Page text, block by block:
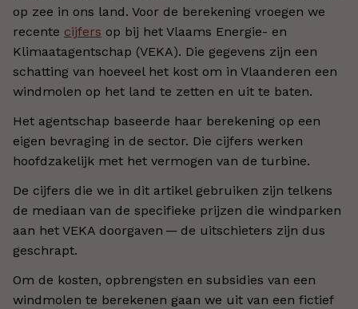
op zee in ons land. Voor de berekening vroegen we
recente cijfers op bij het Vlaams Energie- en
Klimaatagentschap (VEKA). Die gegevens zijn een
schatting van hoeveel het kost om in Vlaanderen een
windmolen op het land te zetten en uit te baten.
Het agentschap baseerde haar berekening op een
eigen bevraging in de sector. Die cijfers werken
hoofdzakelijk met het vermogen van de turbine.
De cijfers die we in dit artikel gebruiken zijn telkens
de mediaan van de specifieke prijzen die windparken
aan het VEKA doorgaven — de uitschieters zijn dus
geschrapt.
Om de kosten, opbrengsten en subsidies van een
windmolen te berekenen gaan we uit van een fictief